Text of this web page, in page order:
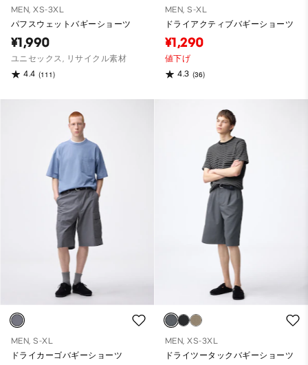
MEN, XS-3XL
パフスウェットバギーショーツ
¥1,990
ユニセックス, リサイクル素材
4.4 (111)
MEN, S-XL
ドライアクティブバギーショーツ
¥1,290
値下げ
4.3 (36)
MEN, S-XL
ドライカーゴバギーショーツ
MEN, XS-3XL
ドライツータックバギーショーツ